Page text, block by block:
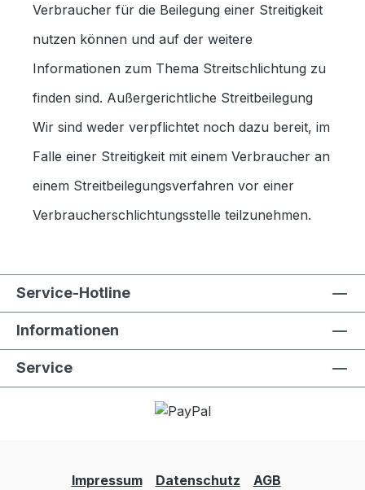
Verbraucher für die Beilegung einer Streitigkeit
nutzen können und auf der weitere
Informationen zum Thema Streitschlichtung zu
finden sind. Außergerichtliche Streitbeilegung
Wir sind weder verpflichtet noch dazu bereit, im
Falle einer Streitigkeit mit einem Verbraucher an
einem Streitbeilegungsverfahren vor einer
Verbraucherschlichtungsstelle teilzunehmen.
Service-Hotline
Informationen
Service
Impressum Datenschutz AGB